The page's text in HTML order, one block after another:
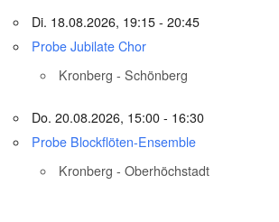
Di. 18.08.2026, 19:15 - 20:45
Probe Jubilate Chor
Kronberg - Schönberg
Do. 20.08.2026, 15:00 - 16:30
Probe Blockflöten-Ensemble
Kronberg - Oberhöchstadt